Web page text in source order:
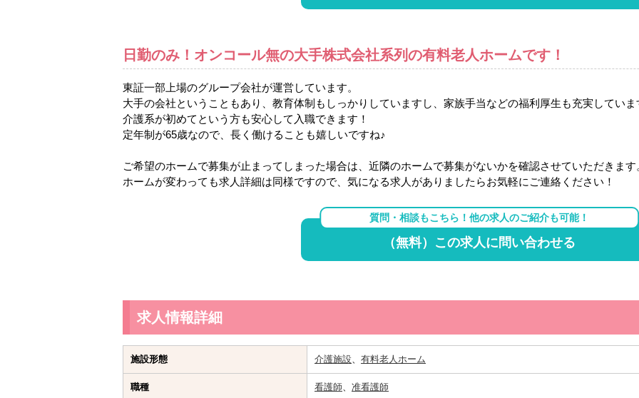
日勤のみ！オンコール無の大手株式会社系列の有料老人ホームです！
東証一部上場のグループ会社が運営しています。
大手の会社ということもあり、教育体制もしっかりしていますし、家族手当などの福利厚生も充実していま
介護系が初めてという方も安心して入職できます！
定年制が65歳なので、長く働けることも嬉しいですね♪
ご希望のホームで募集が止まってしまった場合は、近隣のホームで募集がないかを確認させていただきます
ホームが変わっても求人詳細は同様ですので、気になる求人がありましたらお気軽にご連絡ください！
質問・相談もこちら！他の求人のご紹介も可能！
（無料）この求人に問い合わせる
求人情報詳細
施設形態 介護施設、 有料老人ホーム
職種 看護師、 准看護師